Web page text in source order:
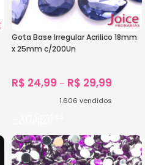
Gota Base Irregular Acrilico 18mm
x 25mm c/200Un
R$ 24,99 – R$ 29,99
1.606 vendidos